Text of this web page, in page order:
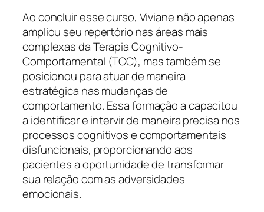
Ao concluir esse curso, Viviane não apenas
ampliou seu repertório nas áreas mais
complexas da Terapia Cognitivo-
Comportamental (TCC), mas também se
posicionou para atuar de maneira
estratégica nas mudanças de
comportamento. Essa formação a capacitou
a identificar e intervir de maneira precisa nos
processos cognitivos e comportamentais
disfuncionais, proporcionando aos
pacientes a oportunidade de transformar
sua relação com as adversidades
emocionais.